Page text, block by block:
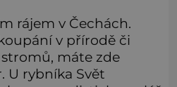
rájem v Čechách.
v přírodě či
máte zde
U rybníka Svět